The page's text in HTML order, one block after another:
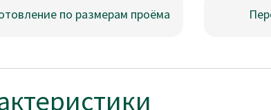
по размерам проёма